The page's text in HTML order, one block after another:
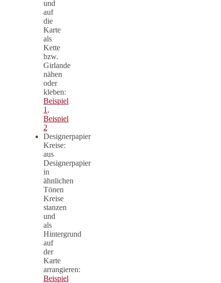
und
auf
die
Karte
als
Kette
bzw.
Girlande
nähen
oder
kleben:
Beispiel
1 ,
Beispiel
2
Designerpapier
Kreise:
aus
Designerpapier
in
ähnlichen
Tönen
Kreise
stanzen
und
als
Hintergrund
auf
der
Karte
arrangieren:
Beispiel